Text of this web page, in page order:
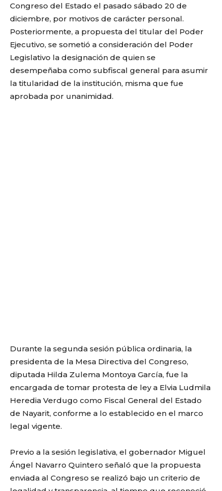
Congreso del Estado el pasado sábado 20 de
diciembre, por motivos de carácter personal.
Posteriormente, a propuesta del titular del Poder
Ejecutivo, se sometió a consideración del Poder
Legislativo la designación de quien se
desempeñaba como subfiscal general para asumir
la titularidad de la institución, misma que fue
aprobada por unanimidad.
Durante la segunda sesión pública ordinaria, la
presidenta de la Mesa Directiva del Congreso,
diputada Hilda Zulema Montoya García, fue la
encargada de tomar protesta de ley a Elvia Ludmila
Heredia Verdugo como Fiscal General del Estado
de Nayarit, conforme a lo establecido en el marco
legal vigente.
Previo a la sesión legislativa, el gobernador Miguel
Ángel Navarro Quintero señaló que la propuesta
enviada al Congreso se realizó bajo un criterio de